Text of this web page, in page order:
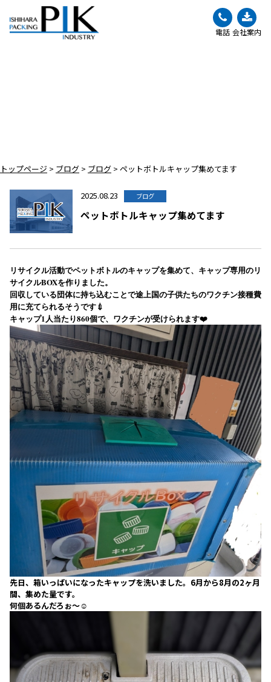
電話 会社案内
トップページ > ブログ > ブログ > ペットボトルキャップ集めてます
2025.08.23 ブログ
ペットボトルキャップ集めてます
リサイクル活動でペットボトルのキャップを集めて、キャップ専用のリ
サイクルBOXを作りました。
回収している団体に持ち込むことで途上国の子供たちのワクチン接種費
用に充てられるそうです💉
キャップ1人当たり860個で、ワクチンが受けられます❤️
先日、箱いっぱいになったキャップを洗いました。6月から8月の2ヶ月
間、集めた量です。
何個あるんだろぉ～☺️